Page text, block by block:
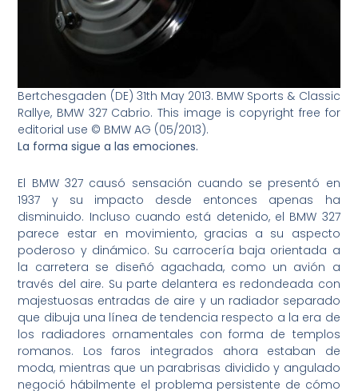
Bertchesgaden (DE) 31th May 2013. BMW Sports & Classic
Rallye, BMW 327 Cabrio. This image is copyright free for
editorial use © BMW AG (05/2013).
La forma sigue a las emociones.
El BMW 327 causó sensación cuando se presentó en
1937 y su impacto desde entonces apenas ha
disminuido. Incluso cuando está detenido, el BMW 327
parece estar en movimiento, gracias a su aspecto
poderoso y dinámico. Su carrocería baja orientada a
la carretera se diseñó agachada, como un avión a
través del aire. Su parte delantera es redondeada con
majestuosas entradas de aire y un radiador separado
que dibuja una línea de tendencia respecto a la era de
los radiadores ornamentales con forma de templos
romanos. Los faros integrados ahora estaban de
moda, mientras que un parabrisas dividido y angulado
negoció hábilmente el problema persistente de cómo